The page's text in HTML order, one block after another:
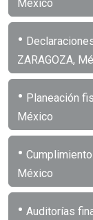
México
•
ZARAGOZA,
• Planeación
México
•
México
• Auditorías